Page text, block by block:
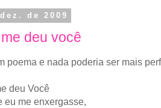
de 2009
deu você
poema e nada poderia ser mais
deu Você
eu me enxergasse,